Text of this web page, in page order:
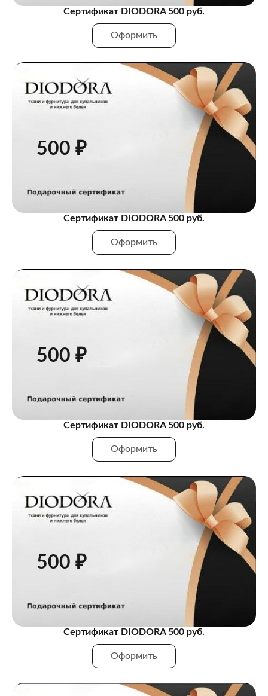
Сертификат DIODORA 500 руб.
Оформить
500 ₽
Сертификат DIODORA 500 руб.
Оформить
500 ₽
Сертификат DIODORA 500 руб.
Оформить
500 ₽
Сертификат DIODORA 500 руб.
Оформить